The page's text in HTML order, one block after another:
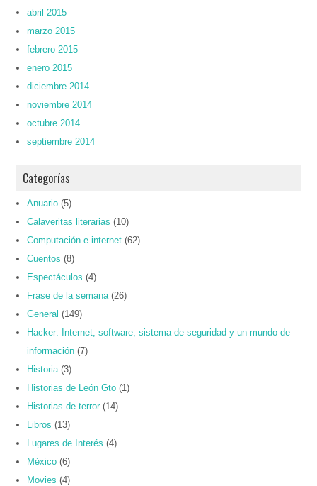
abril 2015
marzo 2015
febrero 2015
enero 2015
diciembre 2014
noviembre 2014
octubre 2014
septiembre 2014
Categorías
Anuario (5)
Calaveritas literarias (10)
Computación e internet (62)
Cuentos (8)
Espectáculos (4)
Frase de la semana (26)
General (149)
Hacker: Internet, software, sistema de seguridad y un mundo de
información (7)
Historia (3)
Historias de León Gto (1)
Historias de terror (14)
Libros (13)
Lugares de Interés (4)
México (6)
Movies (4)